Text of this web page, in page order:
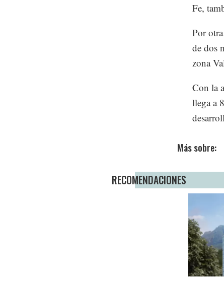
Fe,
Por
de dos
zona
Con la
llega a
RECOMENDACIONES